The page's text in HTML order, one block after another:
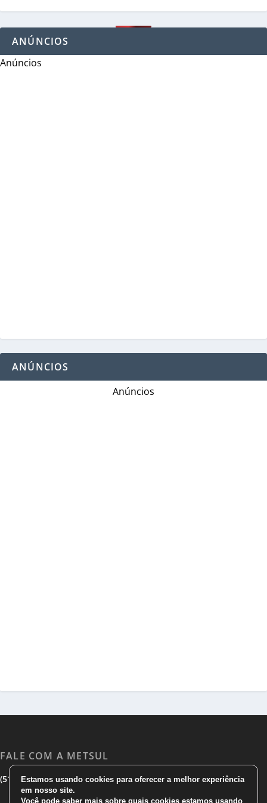
ANÚNCIOS
Anúncios
ANÚNCIOS
Anúncios
FALE COM A METSUL
(51) 3533 1983|(51)3785 7752|comercial@metsul.com
Estamos usando cookies para oferecer a melhor experiência
em nosso site.
Você pode saber mais sobre quais cookies estamos usando